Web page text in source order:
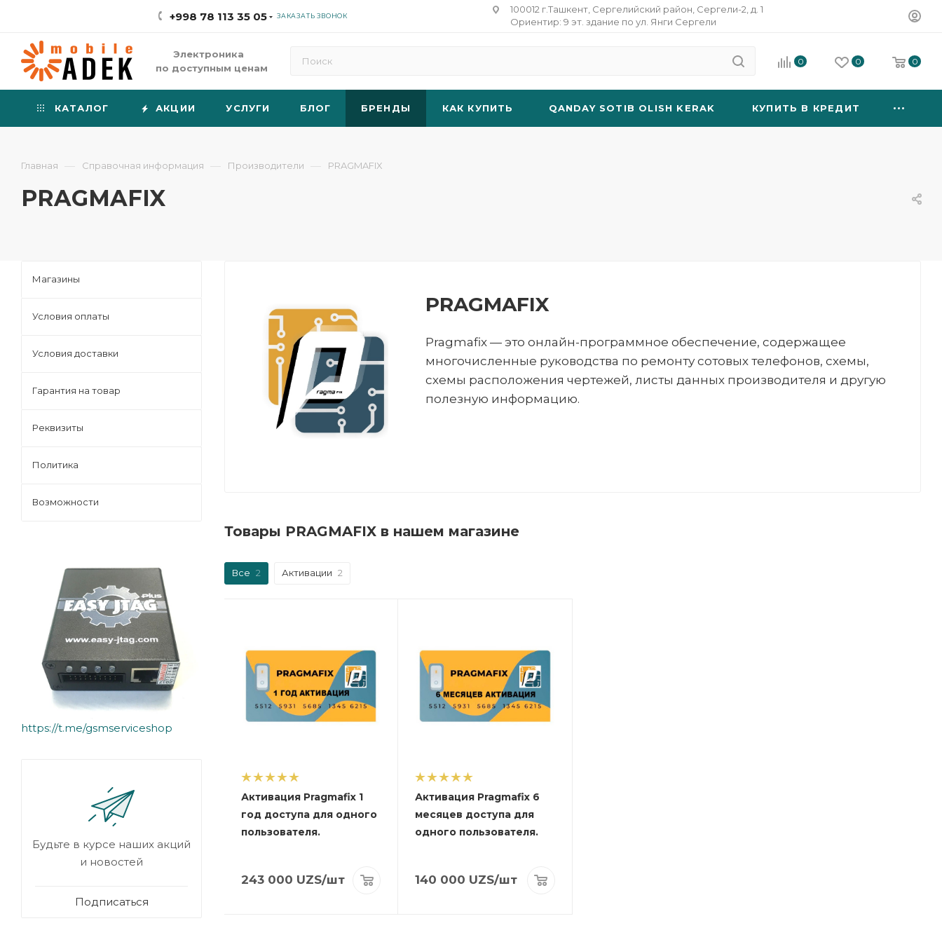
+998 78 113 35 05 ЗАКАЗАТЬ ЗВОНОК
100012 г.Ташкент, Сергелийский район, Сергели-2, д. 1
Ориентир: 9 эт. здание по ул. Янги Сергели
Электроника
по доступным ценам
0 0 0
КАТАЛОГ АКЦИИ УСЛУГИ БЛОГ БРЕНДЫ КАК КУПИТЬ QANDAY SOTIB OLISH KERAK КУПИТЬ В КРЕДИТ
Главная — Справочная информация — Производители — PRAGMAFIX
PRAGMAFIX
PRAGMAFIX
Pragmafix — это онлайн-программное обеспечение, содержащее
многочисленные руководства по ремонту сотовых телефонов, схемы,
схемы расположения чертежей, листы данных производителя и другую
полезную информацию.
Товары PRAGMAFIX в нашем магазине
Все 2 Активации 2
Активация Pragmafix 1
год доступа для одного
пользователя.
243 000 UZS/шт
Активация Pragmafix 6
месяцев доступа для
одного пользователя.
140 000 UZS/шт
Магазины
Условия оплаты
Условия доставки
Гарантия на товар
Реквизиты
Политика
Возможности
https://t.me/gsmserviceshop
Будьте в курсе наших акций
и новостей
Подписаться